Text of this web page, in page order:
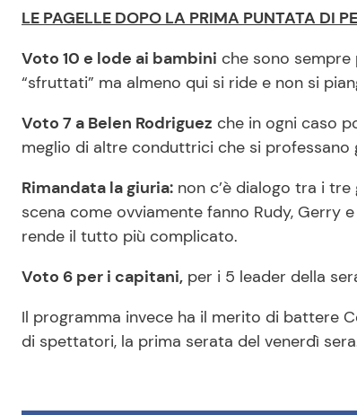
LE PAGELLE DOPO LA PRIMA PUNTATA DI
Voto 10 e lode ai bambini che sono
“sfruttati” ma almeno qui si ride e non si
Voto 7 a Belen Rodriguez che in ogni caso
meglio di altre conduttrici che si
Rimandata la giuria: non c’è dialogo tra i
scena come ovviamente fanno Rudy, Gerry
rende il tutto più complicato.
Voto 6 per i capitani, per i 5 leader della
Il programma invece ha il merito di battere
di spettatori, la prima serata del venerdì